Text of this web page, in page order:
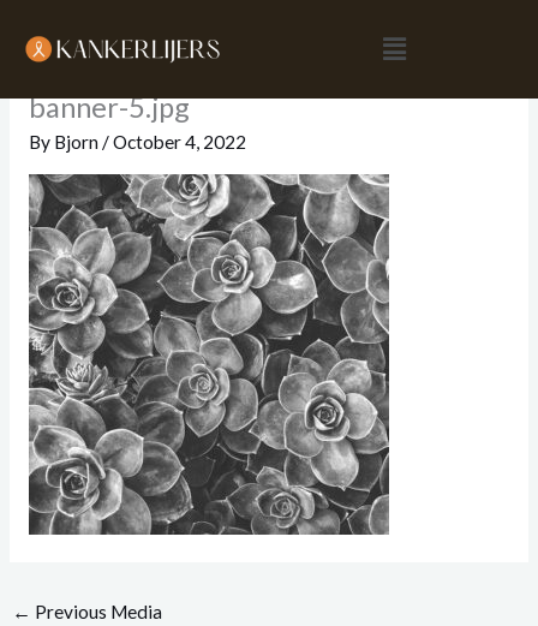
Menu
banner-5.jpg
By Bjorn/October 4, 2022
← Previous Media